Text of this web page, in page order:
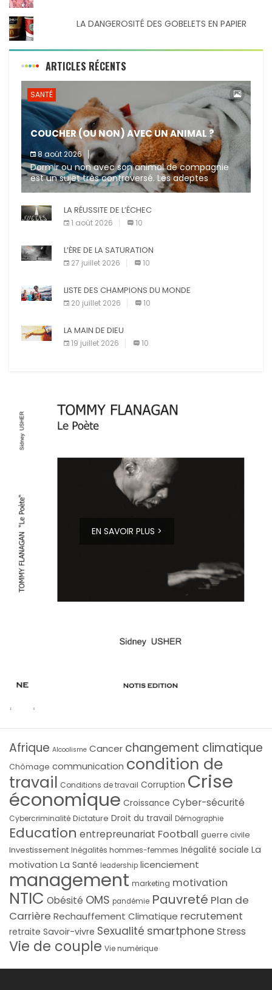
LA DANGEROSITÉ DES GOBELETS EN PAPIER
ARTICLES RÉCENTS
SANTÉ
COUCHER (OU NON) AVEC UN ANIMAL ?
8 août 2026
Dormir ou non avec son animal de compagnie
est un sujet très controversé. Les adeptes
affirment que la présence de leur compagnon à
LA RÉUSSITE DE L’ÉCHEC
1 août 2026 10
L’ÈRE DE LA SATURATION
27 juillet 2026 10
LISTE DES CHAMPIONS DU MONDE
20 juillet 2026 10
LA MAIN DE DIEU
19 juillet 2026 10
EN SAVOIR PLUS >
Afrique Alcoolisme Cancer changement climatique
Chômage communication condition de
travail Conditions de travail Corruption Crise
économique Croissance Cyber-sécurité
Cybercriminalité Dictature Droit du travail Démographie
Education entrepreunariat Football guerre civile
Investissement Inégalités hommes-femmes Inégalité sociale La
motivation La Santé leadership licenciement
management marketing motivation
NTIC Obésité OMS pandémie Pauvreté Plan de
Carrière Rechauffement Climatique recrutement
retraite Savoir-vivre Sexualité smartphoneStress
Vie de couple Vie numérique